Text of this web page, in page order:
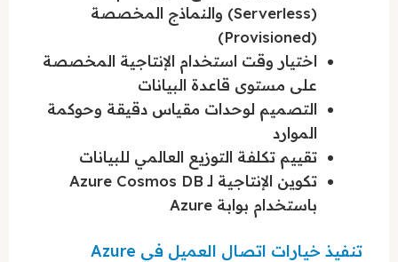
(Serverless) والنماذج المخصصة
(Provisioned)
اختيار وقت استخدام الإنتاجية المخصصة
على مستوى قاعدة البيانات
التصميم لوحدات مقياس دقيقة وحوكمة
الموارد
تقييم تكلفة التوزيع العالمي للبيانات
تكوين الإنتاجية لـ Azure Cosmos DB
باستخدام بوابة Azure
تنفيذ خيارات اتصال العميل في Azure